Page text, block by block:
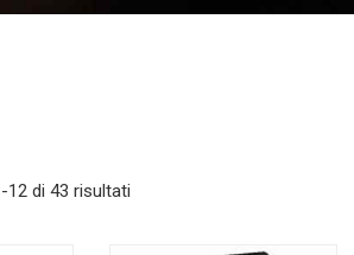
12 di 43 risultati